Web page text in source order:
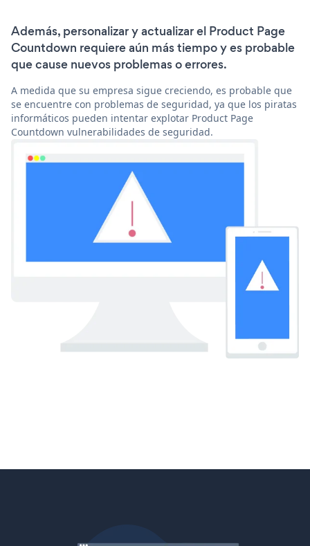
Además, personalizar y actualizar el Product Page
Countdown requiere aún más tiempo y es probable
que cause nuevos problemas o errores.
A medida que su empresa sigue creciendo, es probable que
se encuentre con problemas de seguridad, ya que los piratas
informáticos pueden intentar explotar Product Page
Countdown vulnerabilidades de seguridad.